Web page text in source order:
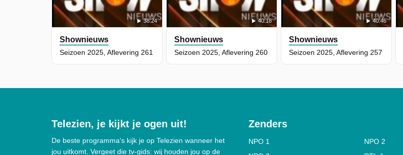
38:24
Shownieuws
Seizoen 2025, Aflevering 261
40:18
Shownieuws
Seizoen 2025, Aflevering 260
40:46
Shownieuws
Seizoen 2025, Aflevering 257
Telezien, je kijkt je ogen uit!
De beste programma's kijk je op Telezien wanneer het
jou uitkomt. Vergeet die tv-gids: wij houden jou op de
Zenders
NPO 1
NPO 2